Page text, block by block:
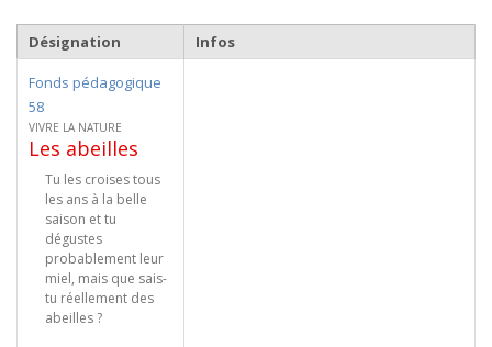
Désignation Infos
Fonds pédagogique
58
VIVRE LA NATURE
Les abeilles
Tu les croises tous
les ans à la belle
saison et tu
dégustes
probablement leur
miel, mais que sais-
tu réellement des
abeilles ?